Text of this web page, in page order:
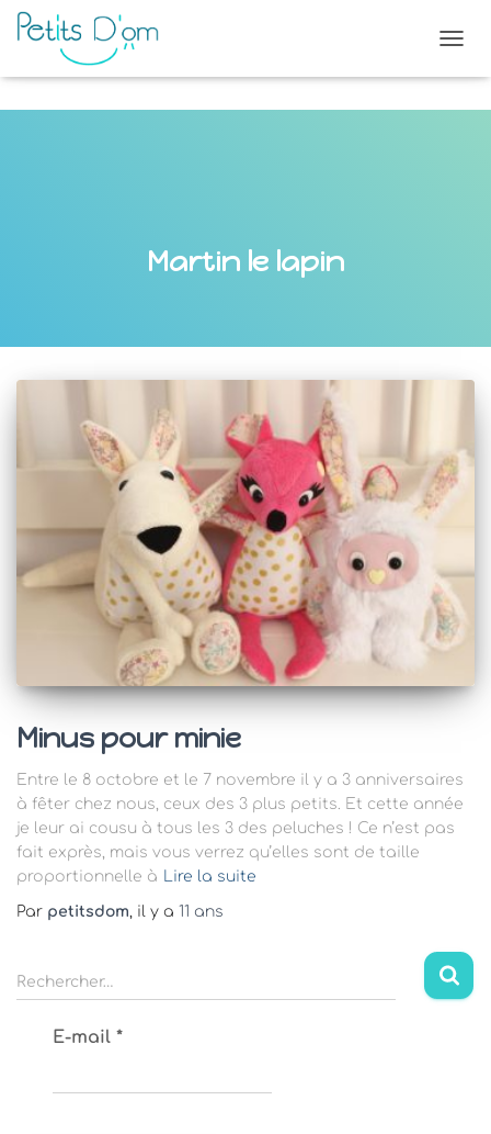
LA
Martin le lapin
Minus pour minie
Entre le 8 octobre et le 7 novembre il y a 3 anniversaires
à fêter chez nous, ceux des 3 plus petits. Et cette année
je leur ai cousu à tous les 3 des peluches ! Ce n’est pas
fait exprès, mais vous verrez qu’elles sont de taille
proportionnelle à
Lire la suite
Par petitsdom, il y a 11 ans
R
e
Rechercher…
E-mail *